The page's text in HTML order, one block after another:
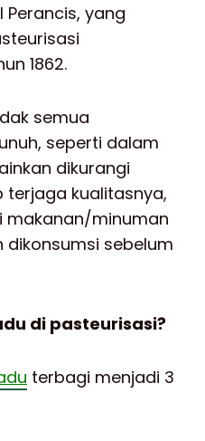
yang
1862.
semua
seperti dalam
dikurangi
terjaga kualitasnya,
makanan/minuman
dikonsumsi sebelum
di pasteurisasi?
terbagi menjadi 3